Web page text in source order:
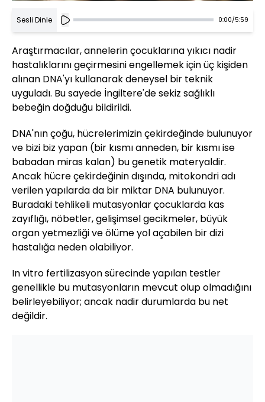
Sesli Dinle 0:00/5:59
Araştırmacılar, annelerin çocuklarına yıkıcı nadir
hastalıklarını geçirmesini engellemek için üç kişiden
alınan DNA'yı kullanarak deneysel bir teknik
uyguladı. Bu sayede İngiltere'de sekiz sağlıklı
bebeğin doğduğu bildirildi.
DNA'nın çoğu, hücrelerimizin çekirdeğinde bulunuyor
ve bizi biz yapan (bir kısmı anneden, bir kısmı ise
babadan miras kalan) bu genetik materyaldir.
Ancak hücre çekirdeğinin dışında, mitokondri adı
verilen yapılarda da bir miktar DNA bulunuyor.
Buradaki tehlikeli mutasyonlar çocuklarda kas
zayıflığı, nöbetler, gelişimsel gecikmeler, büyük
organ yetmezliği ve ölüme yol açabilen bir dizi
hastalığa neden olabiliyor.
In vitro fertilizasyon sürecinde yapılan testler
genellikle bu mutasyonların mevcut olup olmadığını
belirleyebiliyor; ancak nadir durumlarda bu net
değildir.